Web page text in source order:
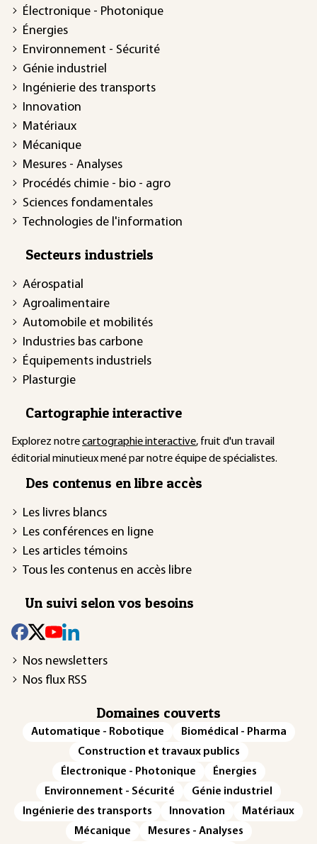
Électronique - Photonique
Énergies
Environnement - Sécurité
Génie industriel
Ingénierie des transports
Innovation
Matériaux
Mécanique
Mesures - Analyses
Procédés chimie - bio - agro
Sciences fondamentales
Technologies de l'information
Secteurs industriels
Aérospatial
Agroalimentaire
Automobile et mobilités
Industries bas carbone
Équipements industriels
Plasturgie
Cartographie interactive
Explorez notrecartographie interactive, fruit d'un travail
éditorial minutieux mené par notre équipe de spécialistes.
Des contenus en libre accès
Les livres blancs
Les conférences en ligne
Les articles témoins
Tous les contenus en accès libre
Un suivi selon vos besoins
Nos newsletters
Nos flux RSS
Domaines couverts
Automatique - Robotique
Biomédical - Pharma
Construction et travaux publics
Électronique - Photonique
Énergies
Environnement - Sécurité
Génie industriel
Ingénierie des transports
Innovation
Matériaux
Mécanique
Mesures - Analyses